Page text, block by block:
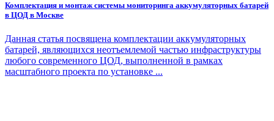
Комплектация и монтаж системы мониторинга аккумуляторных батарей
в ЦОД в Москве
Данная статья посвящена комплектации аккумуляторных
батарей, являющихся неотъемлемой частью инфраструктуры
любого современного ЦОД, выполненной в рамках
масштабного проекта по установке ...